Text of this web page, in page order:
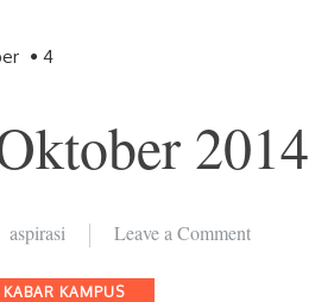
4
2014
aspirasi Leave a Commenton
KABAR KAMPUS